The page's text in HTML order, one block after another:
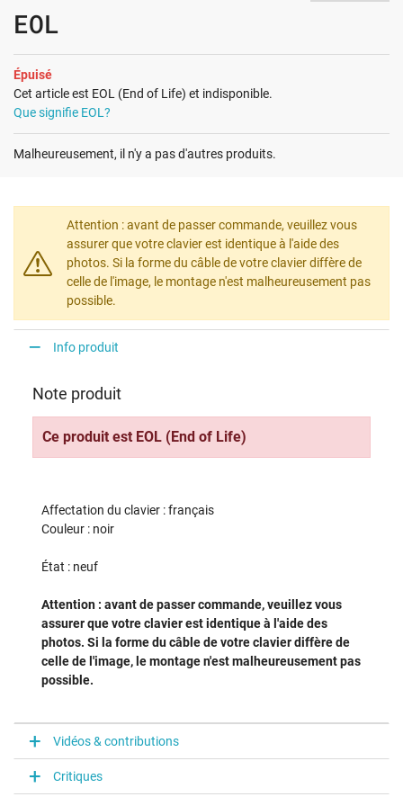
EOL
Épuisé
Cet article est EOL (End of Life) et indisponible.
Que signifie EOL?
Malheureusement, il n'y a pas d'autres produits.
Attention : avant de passer commande, veuillez vous
assurer que votre clavier est identique à l'aide des
photos. Si la forme du câble de votre clavier diffère de
celle de l'image, le montage n'est malheureusement pas
possible.
Info produit
Note produit
Ce produit est EOL (End of Life)
Affectation du clavier : français
Couleur : noir
État : neuf
Attention : avant de passer commande, veuillez vous
assurer que votre clavier est identique à l'aide des
photos. Si la forme du câble de votre clavier diffère de
celle de l'image, le montage n'est malheureusement pas
possible.
Vidéos & contributions
Critiques